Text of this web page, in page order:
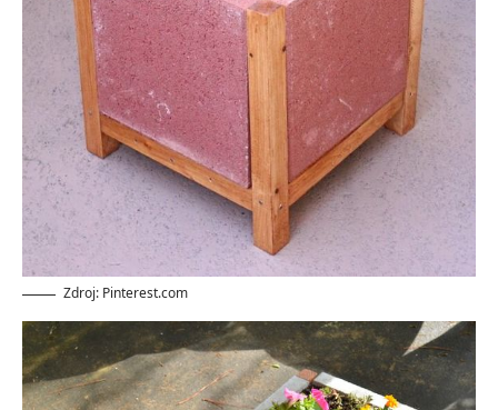
Zdroj: Pinterest.com